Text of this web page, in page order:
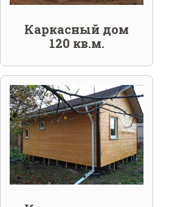
Каркасный дом
120 кв.м.